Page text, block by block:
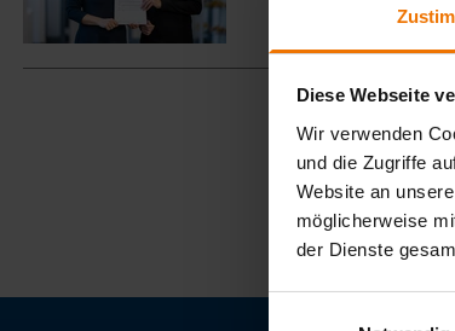
Diese Webseite
Wir verwenden
und die Zugriffe
Website an
möglicherweise
der Dienste